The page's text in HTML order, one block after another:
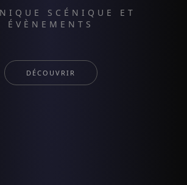
SCÉNIQUE ET
ÉVÈNEMENTS
DÉCOUVRIR